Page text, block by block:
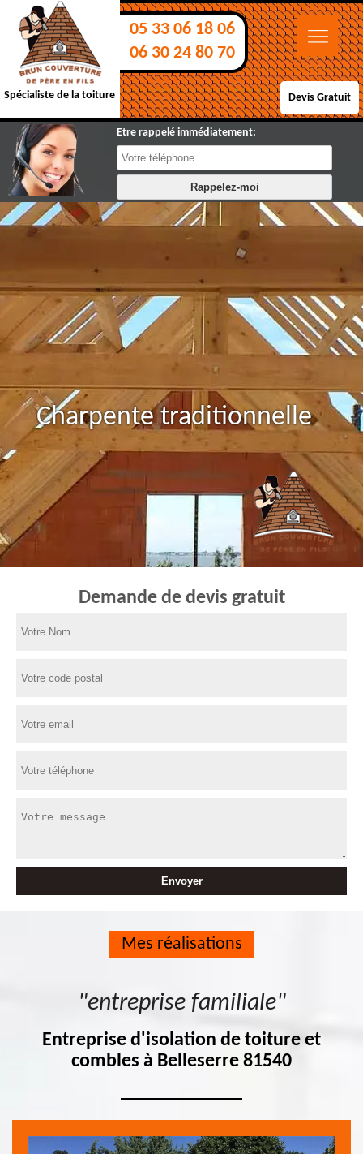
Spécialiste de la toiture
05 33 06 18 06
06 30 24 80 70
Devis Gratuit
Etre rappelé immédiatement:
Charpente traditionnelle
Demande de devis gratuit
Mes réalisations
"entreprise familiale"
Entreprise d'isolation de toiture et
combles à Belleserre 81540